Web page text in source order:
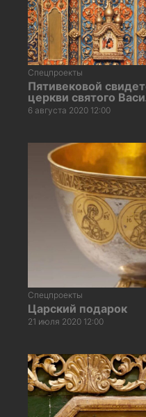
Спецпроекты
Пятивековой
церкви святого
6 августа 2020 12:00
Спецпроекты
Царский подарок
21 июля 2020 12:00